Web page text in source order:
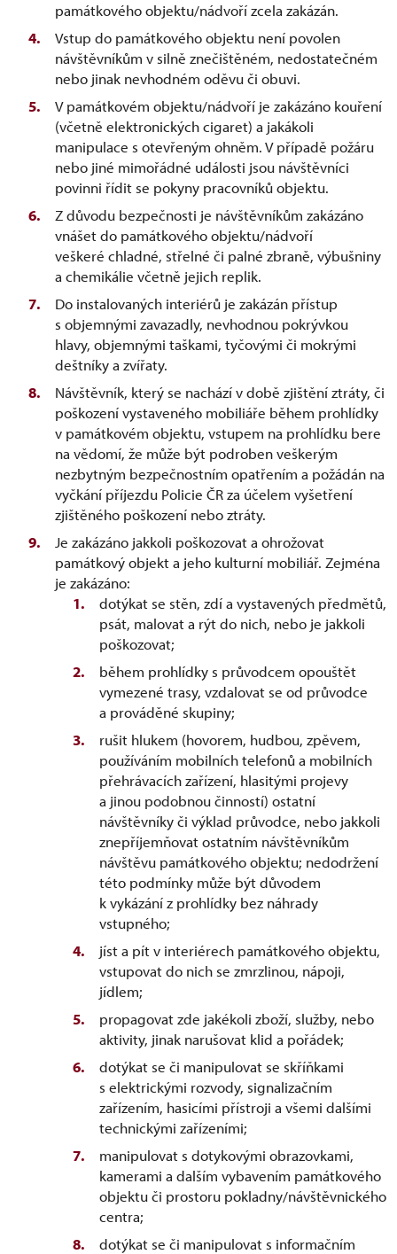
památkového objektu/nádvoří zcela zakázán.
Vstup do památkového objektu není povolen
návštěvníkům v silně znečištěném, nedostatečném
nebo jinak nevhodném oděvu či obuvi.
V památkovém objektu/nádvoří je zakázáno kouření
(včetně elektronických cigaret) a jakákoli
manipulace s otevřeným ohněm. V případě požáru
nebo jiné mimořádné události jsou návštěvníci
povinni řídit se pokyny pracovníků objektu.
Z důvodu bezpečnosti je návštěvníkům zakázáno
vnášet do památkového objektu/nádvoří
veškeré chladné, střelné či palné zbraně, výbušniny
a chemikálie včetně jejich replik.
Do instalovaných interiérů je zakázán přístup
s objemnými zavazadly, nevhodnou pokrývkou
hlavy, objemnými taškami, tyčovými či mokrými
deštníky a zvířaty.
Návštěvník, který se nachází v době zjištění ztráty, či
poškození vystaveného mobiliáře během prohlídky
v památkovém objektu, vstupem na prohlídku bere
na vědomí, že může být podroben veškerým
nezbytným bezpečnostním opatřením a požádán na
vyčkání příjezdu Policie ČR za účelem vyšetření
zjištěného poškození nebo ztráty.
Je zakázáno jakkoli poškozovat a ohrožovat
památkový objekt a jeho kulturní mobiliář. Zejména
je zakázáno:
dotýkat se stěn, zdí a vystavených předmětů,
psát, malovat a rýt do nich, nebo je jakkoli
poškozovat;
během prohlídky s průvodcem opouštět
vymezené trasy, vzdalovat se od průvodce
a prováděné skupiny;
rušit hlukem (hovorem, hudbou, zpěvem,
používáním mobilních telefonů a mobilních
přehrávacích zařízení, hlasitými projevy
a jinou podobnou činností) ostatní
návštěvníky či výklad průvodce, nebo jakkoli
znepříjemňovat ostatním návštěvníkům
návštěvu památkového objektu; nedodržení
této podmínky může být důvodem
k vykázání z prohlídky bez náhrady
vstupného;
jíst a pít v interiérech památkového objektu,
vstupovat do nich se zmrzlinou, nápoji,
jídlem;
propagovat zde jakékoli zboží, služby, nebo
aktivity, jinak narušovat klid a pořádek;
dotýkat se či manipulovat se skříňkami
s elektrickými rozvody, signalizačním
zařízením, hasicími přístroji a všemi dalšími
technickými zařízeními;
manipulovat s dotykovými obrazovkami,
kamerami a dalším vybavením památkového
objektu či prostoru pokladny/návštěvnického
centra;
dotýkat se či manipulovat s informačním